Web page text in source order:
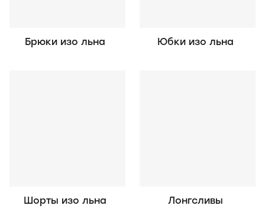
Брюки изо льна Юбки изо льна
Шорты изо льна Лонгсливы